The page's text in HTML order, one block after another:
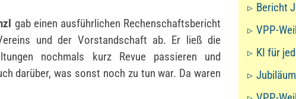
gab einen ausführlichen Rechenschaftsbericht
und der Vorstandschaft ab. Er ließ die
nochmals kurz Revue passieren und
darüber, was sonst noch zu tun war. Da waren
Bericht
VPP-
KI für